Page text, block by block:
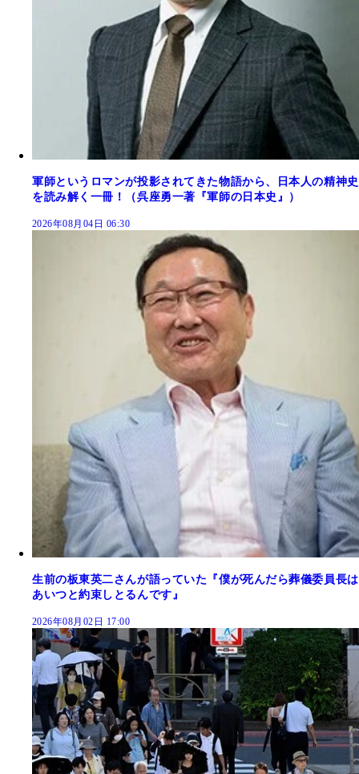
軍師というロマンが投影されてきた物語から、日本人の精神史
を読み解く一冊！（呉座勇一著『軍師の日本史』）
2026年08月04日 06:30
生前の板東英二さんが語っていた『僕が死んだら葬儀委員長は
あいつと約束しとるんです』
2026年08月02日 17:00